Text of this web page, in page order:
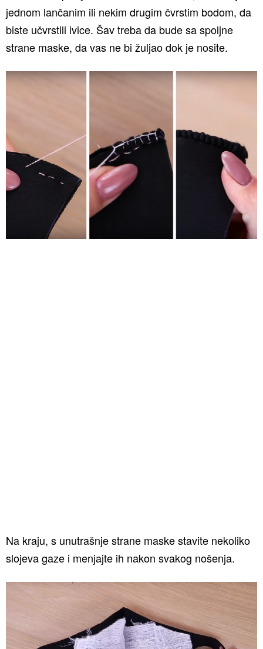
jednom lančanim ili nekim drugim čvrstim bodom, da
biste učvrstili ivice. Šav treba da bude sa spoljne
strane maske, da vas ne bi žuljao dok je nosite.
Na kraju, s unutrašnje strane maske stavite nekoliko
slojeva gaze i menjajte ih nakon svakog nošenja.